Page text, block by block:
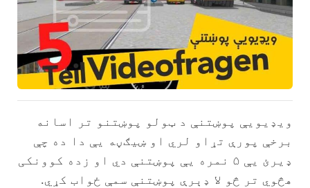
ویډیویې پوښتنې د ټولو پوښتنو تر اسانه
برخې پورې تړاو لري او ښيګڼه یې دا ده چې
ډیرئ يې ۵ نمره یې پوښتنې دي او زده کوونکی
هڅوي تر څو لا ډېرې پوښتنې سمې ځواب کړي.